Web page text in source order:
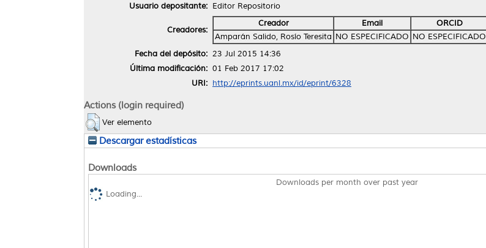
Usuario depositante: Editor Repositorio
Creadores:
Creador Email
ORCID
Amparán Salido, Rosío Teresita NO ESPECIFICADO NO ESPECIFICADO
Fecha del depósito: 23 Jul 2015 14:36
Última modificación: 01 Feb 2017 17:02
URI: http://eprints.uanl.mx/id/eprint/6328
Actions (login required)
Ver elemento
Descargar estadísticas
Downloads
Downloads per month over past year
Loading...